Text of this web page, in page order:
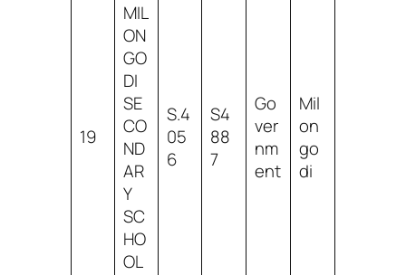
19
MIL
ON
GO
DI
SE
CO
ND
AR
Y
SC
HO
OL
S.4
05
6
S4
88
7
Go
ver
nm
ent
Mil
on
go
di